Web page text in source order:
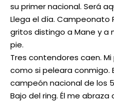
su primer nacional. Será
Llega el día. Campeonato
gritos distingo a Mane y a
pie.
Tres contendores caen.
como si peleara conmigo.
campeón nacional de los
Bajo del ring. Él me